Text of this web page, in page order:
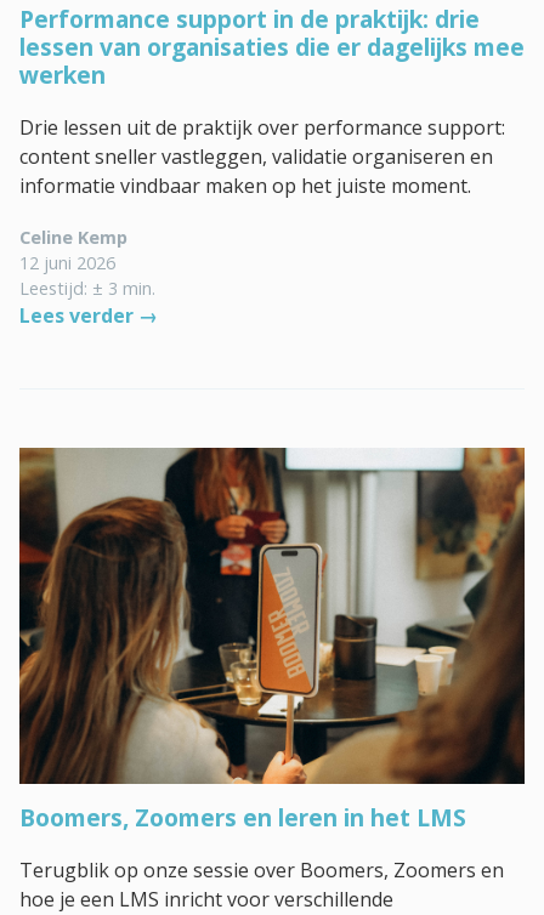
Performance support in de praktijk: drie
lessen van organisaties die er dagelijks mee
werken
Drie lessen uit de praktijk over performance support:
content sneller vastleggen, validatie organiseren en
informatie vindbaar maken op het juiste moment.
Celine Kemp
12 juni 2026
Leestijd: ± 3 min.
Lees verder →
Boomers, Zoomers en leren in het LMS
Terugblik op onze sessie over Boomers, Zoomers en
hoe je een LMS inricht voor verschillende